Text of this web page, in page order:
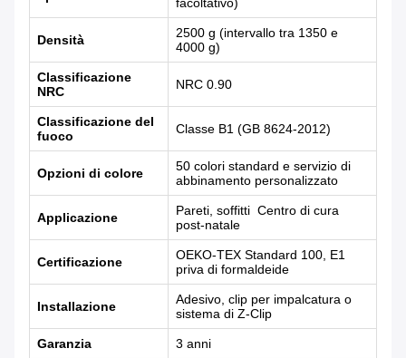
facoltativo)
Densità
2500 g (intervallo tra 1350 e
4000 g)
Classificazione
NRC
NRC 0.90
Classificazione del
fuoco
Classe B1 (GB 8624-2012)
Opzioni di colore
50 colori standard e servizio di
abbinamento personalizzato
Applicazione
Pareti, soffitti ️ Centro di cura
post-natale
Certificazione
OEKO-TEX Standard 100, E1
priva di formaldeide
Installazione
Adesivo, clip per impalcatura o
sistema di Z-Clip
Garanzia
3 anni